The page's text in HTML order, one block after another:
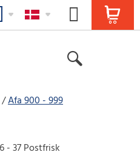
Afa 900 - 999